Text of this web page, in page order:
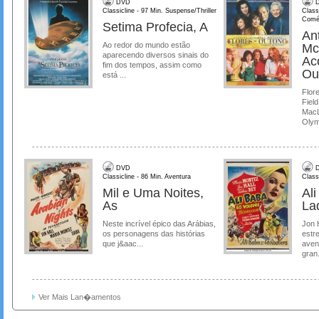
DVD
Classicline - 97 Min. Suspense/Thriller
Setima Profecia, A
Ao redor do mundo estão
aparecendo diversos sinais do
fim dos tempos, assim como
está ...
DVD
Classicline - 86 Min. Aventura
Mil e Uma Noites,
As
Neste incrível épico das Arábias,
os personagens das histórias
que j&aac...
Ali
Jon
Ver Mais Lan�amentos